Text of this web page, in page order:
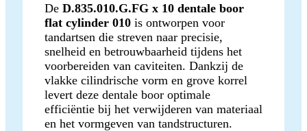
De D.835.010.G.FG x 10 dentale boor
flat cylinder 010 is ontworpen voor
tandartsen die streven naar precisie,
snelheid en betrouwbaarheid tijdens het
voorbereiden van caviteiten. Dankzij de
vlakke cilindrische vorm en grove korrel
levert deze dentale boor optimale
efficiëntie bij het verwijderen van materiaal
en het vormgeven van tandstructuren.